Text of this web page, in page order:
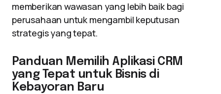
memberikan wawasan yang lebih baik bagi
perusahaan untuk mengambil keputusan
strategis yang tepat.
Panduan Memilih Aplikasi CRM
yang Tepat untuk Bisnis di
Kebayoran Baru